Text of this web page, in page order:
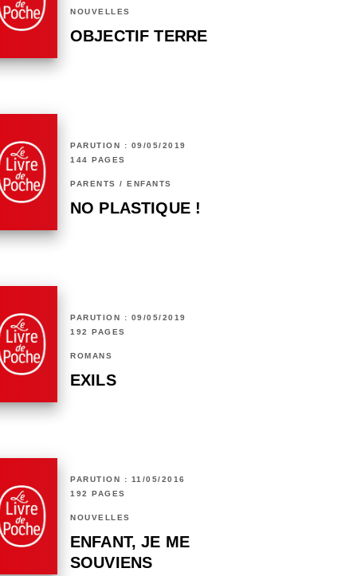
NOUVELLES
OBJECTIF TERRE
PARUTION : 09/05/2019
144 PAGES
PARENTS / ENFANTS
NO PLASTIQUE !
PARUTION : 09/05/2019
192 PAGES
ROMANS
EXILS
PARUTION : 11/05/2016
192 PAGES
NOUVELLES
ENFANT, JE ME
SOUVIENS